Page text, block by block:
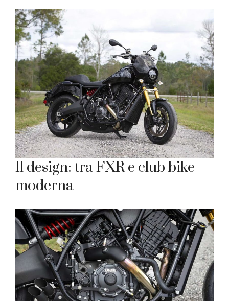
Il design: tra FXR e club bike
moderna